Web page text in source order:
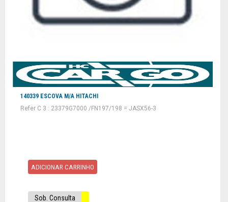
140339 ESCOVA M/A HITACHI
Refer C 3 : 23379G7000 /FN197/198 = JASX56-3
ADICIONAR CARRINHO
Sob. Consulta